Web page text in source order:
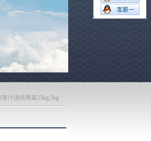
汁汤培养基25kg,5kg